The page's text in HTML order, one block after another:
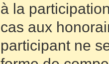
à la
cas aux
participant ne